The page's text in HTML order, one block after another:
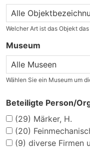
Welcher Art ist das Objekt
Museum
Wählen Sie ein Museum um
Beteiligte Person/
(29) Märker, H.
(20)
(9) diverse Firmen